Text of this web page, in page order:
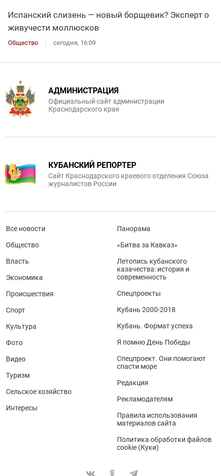
Испанский слизень — новый борщевик? Эксперт о
живучести моллюсков
Общество сегодня, 16:09
АДМИНИСТРАЦИЯ
Официальный сайт администрации
Краснодарского края
КУБАНСКИЙ РЕПОРТЕР
Сайт Краснодарского краевого отделения Союза
журналистов России
Все новости
Общество
Власть
Экономика
Происшествия
Спорт
Культура
Фото
Видео
Туризм
Сельское хозяйство
Интересы
Панорама
«Битва за Кавказ»
Летопись кубанского
казачества: история и
современность
Спецпроекты
Кубань 2000-2018
Кубань. Формат успеха
Я помню День Победы
Спецпроект. Они помогают
спасти море
Редакция
Рекламодателям
Правила использования
материалов сайта
Политика обработки файлов
cookie (Куки)